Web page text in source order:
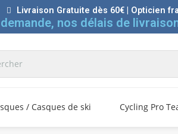
Livraison Gratuite dès 60€ | Opticien
nos délais de
/ Casques de ski Cycling Pro